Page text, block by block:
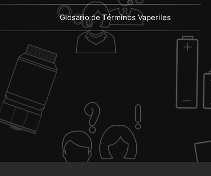
Glosario de Términos Vaperiles